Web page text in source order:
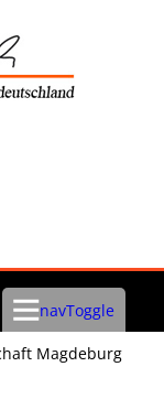
navToggle
Magdeburg